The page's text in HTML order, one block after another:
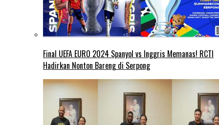
Final UEFA EURO 2024 Spanyol vs Inggris Memanas! RCTI
Hadirkan Nonton Bareng di Serpong